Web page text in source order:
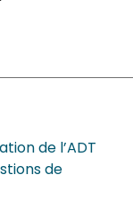
de l’ADT
de